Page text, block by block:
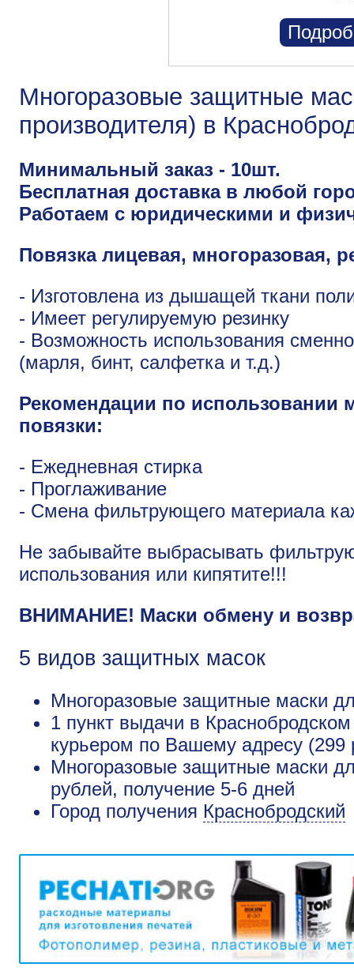
Многоразовые защитные
производителя) в
Минимальный заказ - 10шт.
Бесплатная доставка в любой
Работаем с юридическими и
Повязка лицевая, многоразовая,
- Изготовлена из дышащей ткани
- Имеет регулируемую резинку
- Возможность использования
(марля, бинт, салфетка и т.д.)
Рекомендации по использовании
повязки:
- Ежедневная стирка
- Проглаживание
- Смена фильтрующего материала
Не забывайте выбрасывать
использования или кипятите!!!
ВНИМАНИЕ! Маски обмену и
5 видов защитных масок
Многоразовые защитные маски
1 пункт выдачи в
курьером по Вашему адресу (299
Многоразовые защитные маски
рублей, получение 5-6 дней
Город получения Краснобродский